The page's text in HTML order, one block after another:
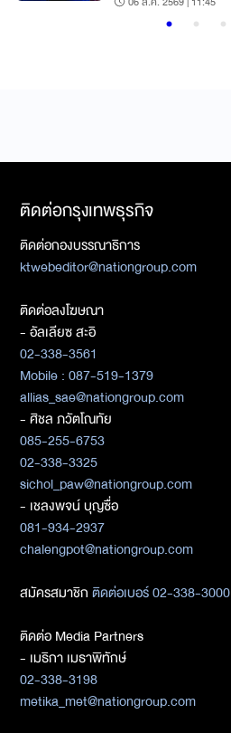
ติดต่อกรุงเทพธุรกิจ
ติดต่อกองบรรณาธิการ
ktwebeditor@nationgroup.com
ติดต่อลงโฆษณา
- อัลเลียซ สะอิ
02-338-3561
Mobile : 087-519-1379
allias_sae@nationgroup.com
- ศิชล ภวัตโณทัย
085-255-6753
02-338-3325
sichol_paw@nationgroup.com
- เชลงพจน์ บุญซื่อ
081-934-2937
chalengpot@nationgroup.com
สมัครสมาชิกติดต่อเบอร์ 02-338-3000
ติดต่อ Media Partners
- เมธิกา เมธาพิทักษ์
02-338-3198
metika_met@nationgroup.com